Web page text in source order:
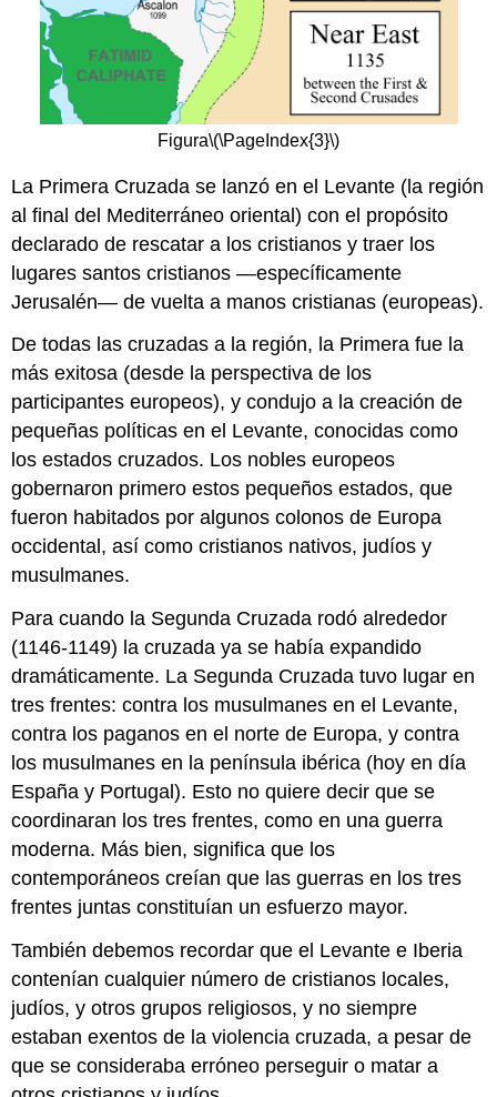
Figura\(\PageIndex{3}\)
La Primera Cruzada se lanzó en el Levante (la región
al final del Mediterráneo oriental) con el propósito
declarado de rescatar a los cristianos y traer los
lugares santos cristianos —específicamente
Jerusalén— de vuelta a manos cristianas (europeas).
De todas las cruzadas a la región, la Primera fue la
más exitosa (desde la perspectiva de los
participantes europeos), y condujo a la creación de
pequeñas políticas en el Levante, conocidas como
los estados cruzados. Los nobles europeos
gobernaron primero estos pequeños estados, que
fueron habitados por algunos colonos de Europa
occidental, así como cristianos nativos, judíos y
musulmanes.
Para cuando la Segunda Cruzada rodó alrededor
(1146-1149) la cruzada ya se había expandido
dramáticamente. La Segunda Cruzada tuvo lugar en
tres frentes: contra los musulmanes en el Levante,
contra los paganos en el norte de Europa, y contra
los musulmanes en la península ibérica (hoy en día
España y Portugal). Esto no quiere decir que se
coordinaran los tres frentes, como en una guerra
moderna. Más bien, significa que los
contemporáneos creían que las guerras en los tres
frentes juntas constituían un esfuerzo mayor.
También debemos recordar que el Levante e Iberia
contenían cualquier número de cristianos locales,
judíos, y otros grupos religiosos, y no siempre
estaban exentos de la violencia cruzada, a pesar de
que se consideraba erróneo perseguir o matar a